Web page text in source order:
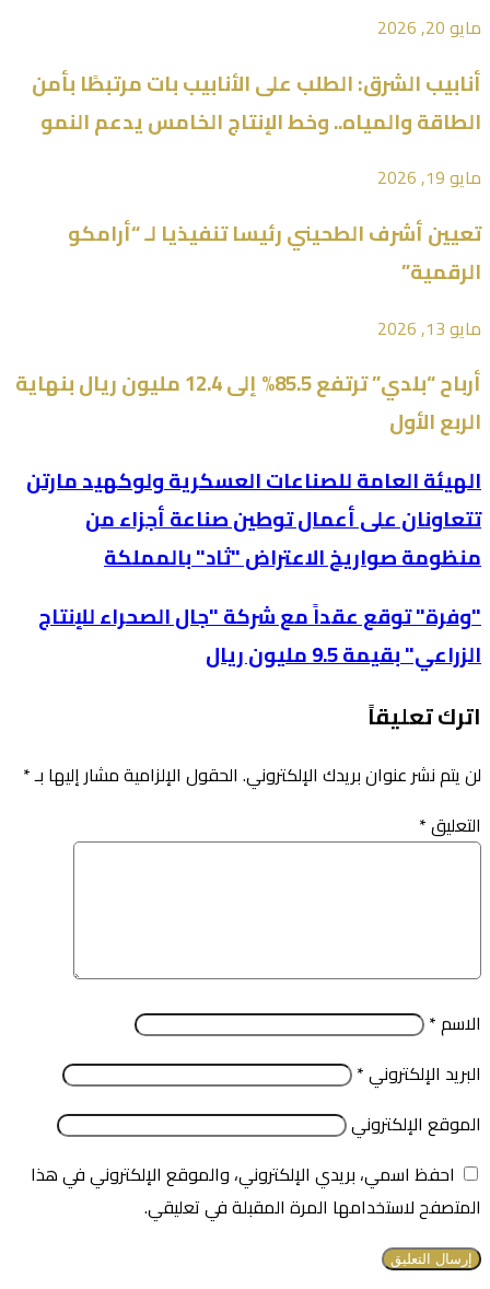
مايو 20, 2026
أنابيب الشرق: الطلب على الأنابيب بات مرتبطًا بأمن
الطاقة والمياه.. وخط الإنتاج الخامس يدعم النمو
مايو 19, 2026
تعيين أشرف الطحيني رئيسا تنفيذيا لـ “أرامكو
الرقمية”
مايو 13, 2026
أرباح “بلدي” ترتفع 85.5% إلى 12.4 مليون ريال بنهاية
الربع الأول
الهيئة العامة للصناعات العسكرية ولوكهيد مارتن
تتعاونان على أعمال توطين صناعة أجزاء من
منظومة صواريخ الاعتراض "ثاد" بالمملكة
"وفرة" توقع عقداً مع شركة "جال الصحراء للإنتاج
الزراعي" بقيمة 9.5 مليون ريال
اترك تعليقاً
لن يتم نشر عنوان بريدك الإلكتروني. الحقول الإلزامية مشار إليها بـ*
التعليق*
الاسم*
البريد الإلكتروني*
الموقع الإلكتروني
احفظ اسمي، بريدي الإلكتروني، والموقع الإلكتروني في هذا
المتصفح لاستخدامها المرة المقبلة في تعليقي.